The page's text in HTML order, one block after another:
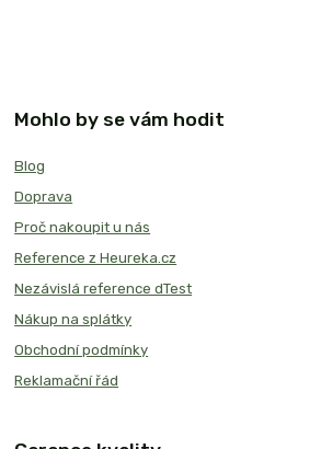
Mohlo by se vám hodit
Blog
Doprava
Proč nakoupit u nás
Reference z Heureka.cz
Nezávislá reference dTest
Nákup na splátky
Obchodní podmínky
Reklamační řád